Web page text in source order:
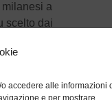
accedere alle informazioni
e per mostrare
a
scelto dai
e, come
vengano
salirgli le
e il ‘soDomm‘,